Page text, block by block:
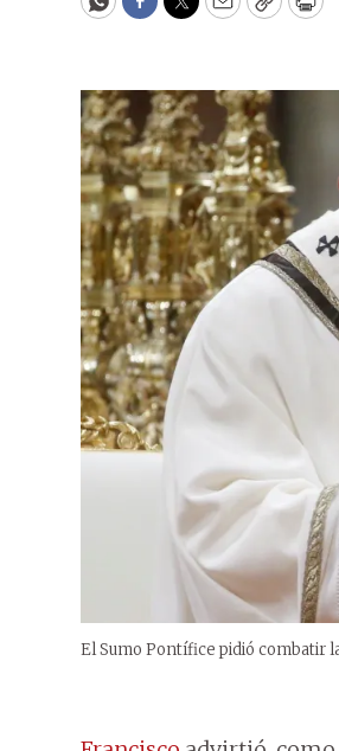
WhatsApp
Facebook
Twitter
EmailCopy
El Sumo Pontífice pidió combatir